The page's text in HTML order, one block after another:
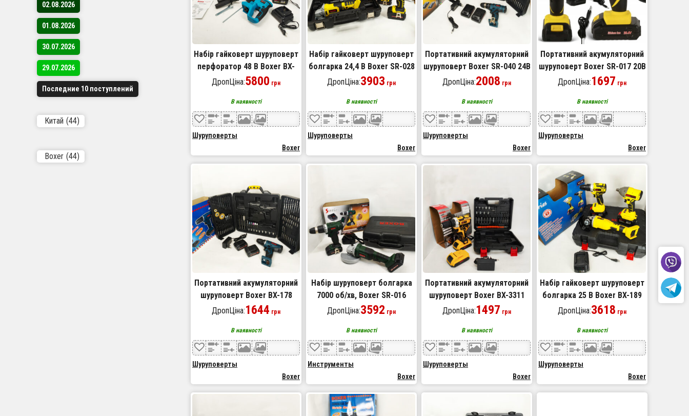
Набір гайковерт шуруповерт
перфоратор 48 В Boxer BX-
187G набір акумуляторного
ДропЦіна:5800 грн
В наявності
Шуруповерты
Boxer
Набір гайковерт шуруповерт
болгарка 24,4 В Boxer SR-028
набір акумуляторного
ДропЦіна:3903 грн
В наявності
Шуруповерты
Boxer
Портативний акумуляторний
шуруповерт Boxer SR-040 24В
ДропЦіна:2008 грн
В наявності
Шуруповерты
Boxer
Портативний акумуляторний
шуруповерт Boxer SR-017 20В
ДропЦіна:1697 грн
В наявності
Шуруповерты
Boxer
Портативний акумуляторний
шуруповерт Boxer BX-178
ДропЦіна:1644 грн
В наявності
Шуруповерты
Boxer
Набір шуруповерт болгарка
7000 об/хв, Boxer SR-016
набір акумуляторного
ДропЦіна:3592 грн
В наявності
Инструменты
Boxer
Портативний акумуляторний
шуруповерт Boxer BX-3311
1750 об/хв
ДропЦіна:1497 грн
В наявності
Шуруповерты
Boxer
Набір гайковерт шуруповерт
болгарка 25 В Boxer BX-189
набір акумуляторного
ДропЦіна:3618 грн
В наявності
Шуруповерты
Boxer
02.08.2026
01.08.2026
30.07.2026
29.07.2026
Последние 10 поступлений
Китай (44)
Boxer (44)